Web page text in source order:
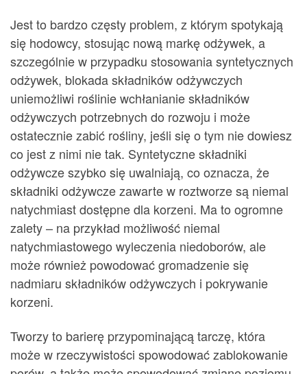
Jest to bardzo częsty problem, z którym spotykają
się hodowcy, stosując nową markę odżywek, a
szczególnie w przypadku stosowania syntetycznych
odżywek, blokada składników odżywczych
uniemożliwi roślinie wchłanianie składników
odżywczych potrzebnych do rozwoju i może
ostatecznie zabić rośliny, jeśli się o tym nie dowiesz
co jest z nimi nie tak. Syntetyczne składniki
odżywcze szybko się uwalniają, co oznacza, że
składniki odżywcze zawarte w roztworze są niemal
natychmiast dostępne dla korzeni. Ma to ogromne
zalety – na przykład możliwość niemal
natychmiastowego wyleczenia niedoborów, ale
może również powodować gromadzenie się
nadmiaru składników odżywczych i pokrywanie
korzeni.
Tworzy to barierę przypominającą tarczę, która
może w rzeczywistości spowodować zablokowanie